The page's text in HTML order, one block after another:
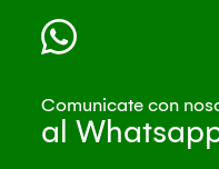
Comunicate con
al